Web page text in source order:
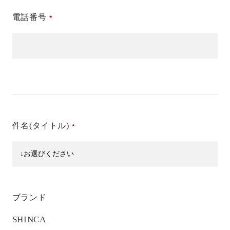
電話番号
件名(タイトル)
ブランド
SHINCA